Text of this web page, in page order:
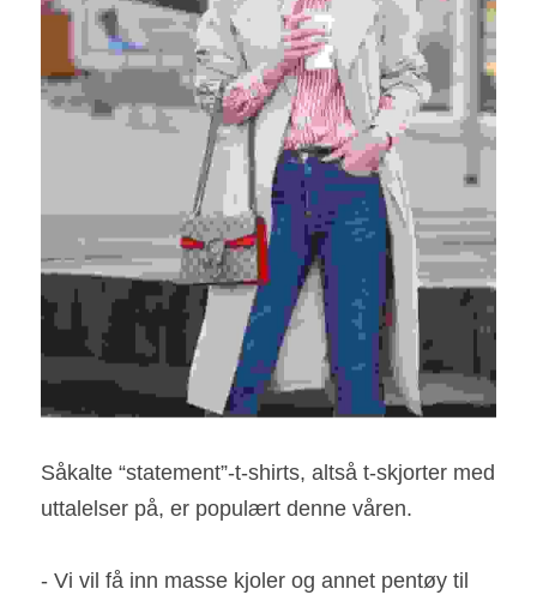
Såkalte “statement”-t-shirts, altså t-skjorter med
uttalelser på, er populært denne våren.
- Vi vil få inn masse kjoler og annet pentøy til